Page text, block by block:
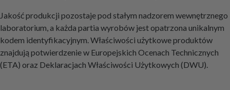
Jakość produkcji pozostaje pod stałym nadzorem wewnętrznego
laboratorium, a każda partia wyrobów jest opatrzona unikalnym
kodem identyfikacyjnym. Właściwości użytkowe produktów
znajdują potwierdzenie w Europejskich Ocenach Technicznych
(ETA) oraz Deklaracjach Właściwości Użytkowych (DWU).